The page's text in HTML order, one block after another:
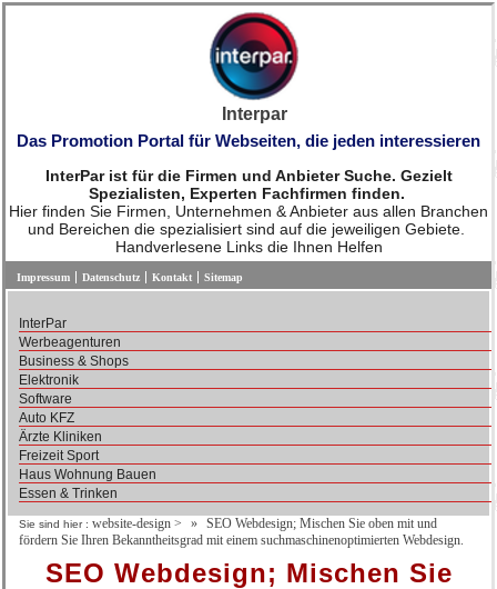
Interpar
Das Promotion Portal für Webseiten, die jeden interessieren
InterPar ist für die Firmen und Anbieter Suche. Gezielt
Spezialisten, Experten Fachfirmen finden.
Hier finden Sie Firmen, Unternehmen & Anbieter aus allen Branchen
und Bereichen die spezialisiert sind auf die jeweiligen Gebiete.
Handverlesene Links die Ihnen Helfen
Impressum Datenschutz Kontakt Sitemap
InterPar
Werbeagenturen
Business & Shops
Elektronik
Software
Auto KFZ
Ärzte Kliniken
Freizeit Sport
Haus Wohnung Bauen
Essen & Trinken
Sie sind hier : website-design >
SEO Webdesign; Mischen Sie oben mit und
fördern Sie Ihren Bekanntheitsgrad mit einem suchmaschinenoptimierten Webdesign.
SEO Webdesign; Mischen Sie